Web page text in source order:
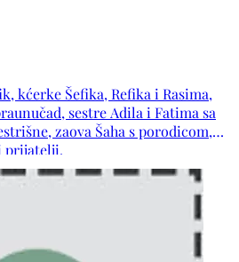
kćerke Šefika, Refika i Rasima,
sestre Adila i Fatima sa
zaova Šaha s porodicom,
prijatelji.